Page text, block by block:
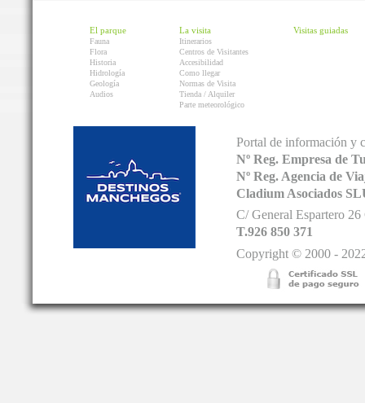
El parque
Fauna
Flora
Historia
Hidrología
Geología
Audios
La visita
Itinerarios
Centros de Visitantes
Accesibilidad
Como llegar
Normas de Visita
Tienda / Alquiler
Parte meteorológico
Visitas guiadas
Portal de información y
Nº Reg. Empresa de
Nº Reg. Agencia de
Cladium Asociados
C/ General Espartero
T.926 850 371
Copyright © 2000 -